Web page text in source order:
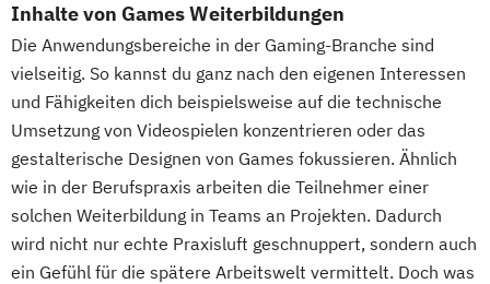
Inhalte von Games Weiterbildungen
Die Anwendungsbereiche in der Gaming-Branche sind
vielseitig. So kannst du ganz nach den eigenen Interessen
und Fähigkeiten dich beispielsweise auf die technische
Umsetzung von Videospielen konzentrieren oder das
gestalterische Designen von Games fokussieren. Ähnlich
wie in der Berufspraxis arbeiten die Teilnehmer einer
solchen Weiterbildung in Teams an Projekten. Dadurch
wird nicht nur echte Praxisluft geschnuppert, sondern auch
ein Gefühl für die spätere Arbeitswelt vermittelt. Doch was